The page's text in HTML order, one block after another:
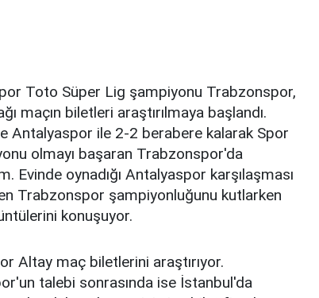
Toto Süper Lig şampiyonu Trabzonspor,
maçın biletleri araştırılmaya başlandı.
Antalyaspor ile 2-2 berabere kalarak Spor
olmayı başaran Trabzonspor'da
Evinde oynadığı Antalyaspor karşılaşması
Trabzonspor şampiyonluğunu kutlarken
konuşuyor.
Altay maç biletlerini araştırıyor.
talebi sonrasında ise İstanbul'da